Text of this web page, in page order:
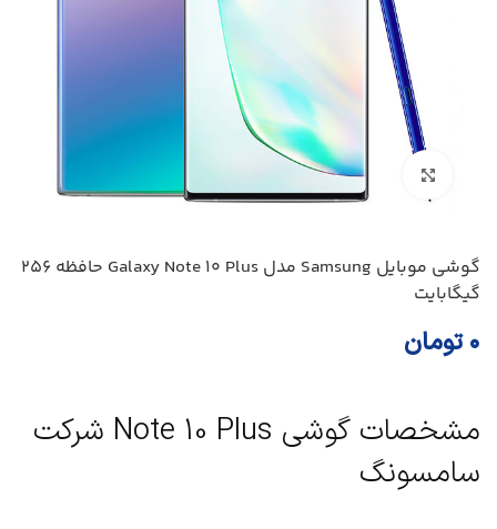
بزرگنمایی تصویر
گوشی موبايل Samsung مدل Galaxy Note 10 Plus حافظه 256
گیگابایت
۰ تومان
مشخصات گوشی Note 10 Plus شرکت
سامسونگ